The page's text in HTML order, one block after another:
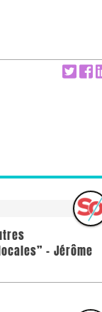
- Jérôme